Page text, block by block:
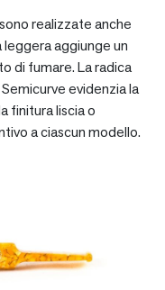
realizzate anche
leggera aggiunge un
di fumare. La radica
evidenzia la
finitura liscia o
a ciascun modello.